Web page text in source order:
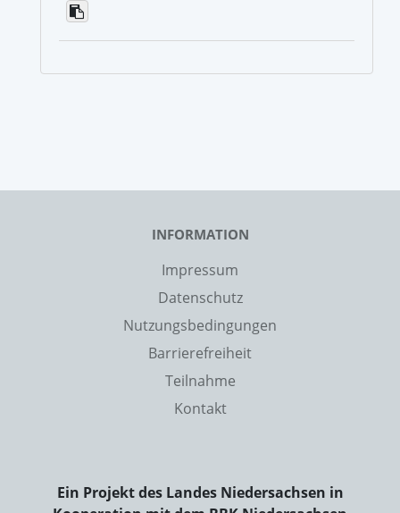
INFORMATION
Impressum
Datenschutz
Nutzungsbedingungen
Barrierefreiheit
Teilnahme
Kontakt
Ein Projekt des Landes Niedersachsen in